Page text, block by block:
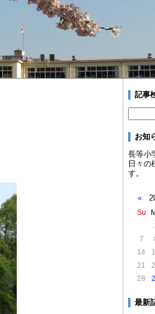
記事
お知
長等小
日々の
す。
«
Su
7
14
21
28
最新